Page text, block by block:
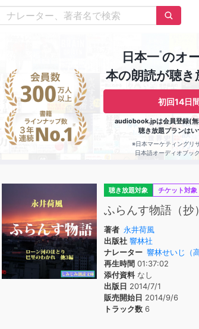
日本一※のオ
本の朗読が聴
初回14日
audiobook.jpは会員登録(無
聴き放題プランはい
※日本マーケティングリ
日本語オーディオブッ
聴き放題対象 チケット対象
ふらんす物語（抄）
著者 永井荷風
出版社 響林社
ナレーター 響林せいじ（
再生時間 01:37:02
添付資料なし
出版日 2014/7/1
販売開始日 2014/9/6
トラック数 6